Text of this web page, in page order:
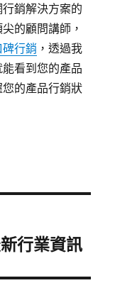
銷解決方案的
的顧問講師，
碑行銷 ，透過我
看到您的產品
的產品行銷狀
行業資訊